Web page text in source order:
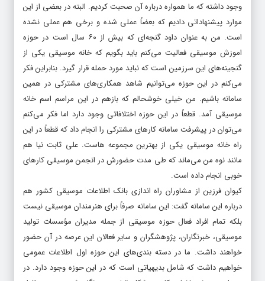
وجود داشته که ما همواره درباره آن صحبت کردیم. البته در بعضی از این
موارد پیشنهاداتی دادیم که بعضاً عملی شده و برخی هم عملی نشده
است. من به عنوان داود گنجه‌ای که بیش از ۶۰ سال است در حوزه
اموزش موسیقی فعالیت می‌کنم باید بگویم که خانه موسیقی یکی از
گنجینه‌های این سرزمین است که نباید مورد حمله قرار گیرد. بنابراین فکر
می‌کنم در این حوزه می‌توانیم شاهد همکاری‌های مشترکی در همین
سامانه باشیم. من خیلی خوشحالم که بازهم در این مراسم اسم خانه
موسیقی آمد. قطعاً در این حوزه اختلافاتی وجود دارد اما فکر می‌کنم
می‌توان در پیشرفت سامانه کارهای مشترکی را انجام داد که قطعاً در این
راه خانه موسیقی یکی از بهترین مجموعه هاست. علی ثابت نیا هم
مانند نوه من می‌ماند که طی مدت حضورش در انجمن موسیقی کارهای
خوبی انجام داده است.
کیوان فرزین از مشاوران راه اندازی بانک اطلاعات موسیقی کشور هم
درباره این سامانه گفت: این سامانه صرفاً برای هنرمندان موسیقی نیست
بلکه تمام افراد فعال حوزه موسیقی از جمله مدیران مؤسسات تولید
موسیقی، خبرنگاران، پژوهشگران و سایر فعالان این عرصه در آن حضور
خواهند داشت. ما در دسته بندی‌های این حوزه اول اطلاعات عمومی
خواهیم داشت که شامل بدیهیاتی است که در این حوزه وجود دارد. در